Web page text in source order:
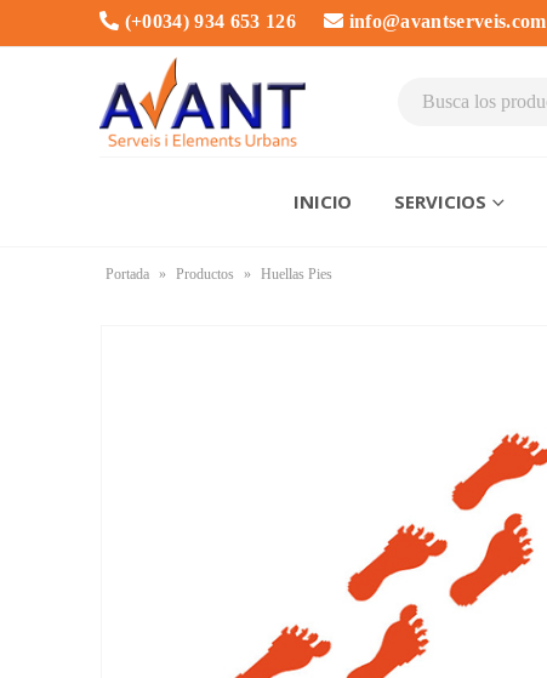
(+0034) 934 653 126 info@avantserveis.com
INICIO SERVICIOS
Portada » Productos » Huellas Pies